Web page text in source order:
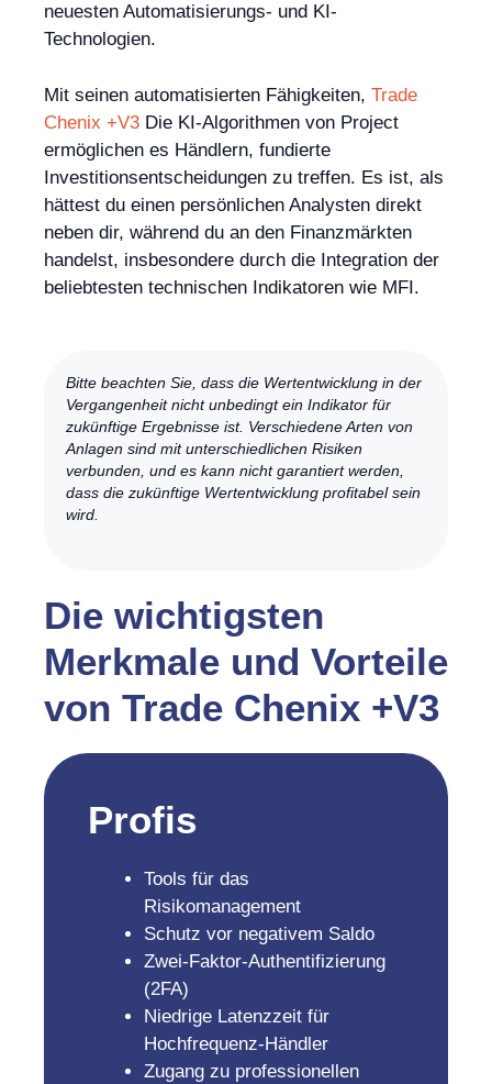
neuesten Automatisierungs- und KI-
Technologien.
Mit seinen automatisierten Fähigkeiten, Trade
Chenix +V3 Die KI-Algorithmen von Project
ermöglichen es Händlern, fundierte
Investitionsentscheidungen zu treffen. Es ist, als
hättest du einen persönlichen Analysten direkt
neben dir, während du an den Finanzmärkten
handelst, insbesondere durch die Integration der
beliebtesten technischen Indikatoren wie MFI.
Bitte beachten Sie, dass die Wertentwicklung in der
Vergangenheit nicht unbedingt ein Indikator für
zukünftige Ergebnisse ist. Verschiedene Arten von
Anlagen sind mit unterschiedlichen Risiken
verbunden, und es kann nicht garantiert werden,
dass die zukünftige Wertentwicklung profitabel sein
wird.
Die wichtigsten
Merkmale und Vorteile
von Trade Chenix +V3
Profis
Tools für das
Risikomanagement
Schutz vor negativem Saldo
Zwei-Faktor-Authentifizierung
(2FA)
Niedrige Latenzzeit für
Hochfrequenz-Händler
Zugang zu professionellen